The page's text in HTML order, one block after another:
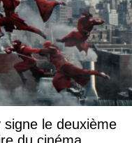
le deuxième